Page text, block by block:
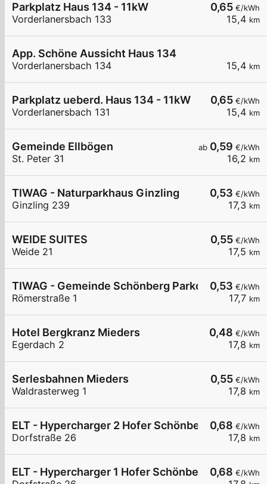
0,65 €/kWh
15,4 km
Parkplatz Haus 134 - 11kW
Vorderlanersbach 133
15,4 km
App. Schöne Aussicht Haus 134
Vorderlanersbach 134
0,65 €/kWh
15,4 km
Parkplatz ueberd. Haus 134 - 11kW
Vorderlanersbach 131
ab 0,59 €/kWh
16,2 km
Gemeinde Ellbögen
St. Peter 31
0,53 €/kWh
17,3 km
TIWAG - Naturparkhaus Ginzling
Ginzling 239
0,55 €/kWh
17,5 km
WEIDE SUITES
Weide 21
0,53 €/kWh
17,7 km
TIWAG - Gemeinde Schönberg Parkdeck
Römerstraße 1
0,48 €/kWh
17,8 km
Hotel Bergkranz Mieders
Egerdach 2
0,55 €/kWh
17,8 km
Serlesbahnen Mieders
Waldrasterweg 1
0,68 €/kWh
17,8 km
ELT - Hypercharger 2 Hofer Schönberg
Dorfstraße 26
0,68 €/kWh
ELT - Hypercharger 1 Hofer Schönberg